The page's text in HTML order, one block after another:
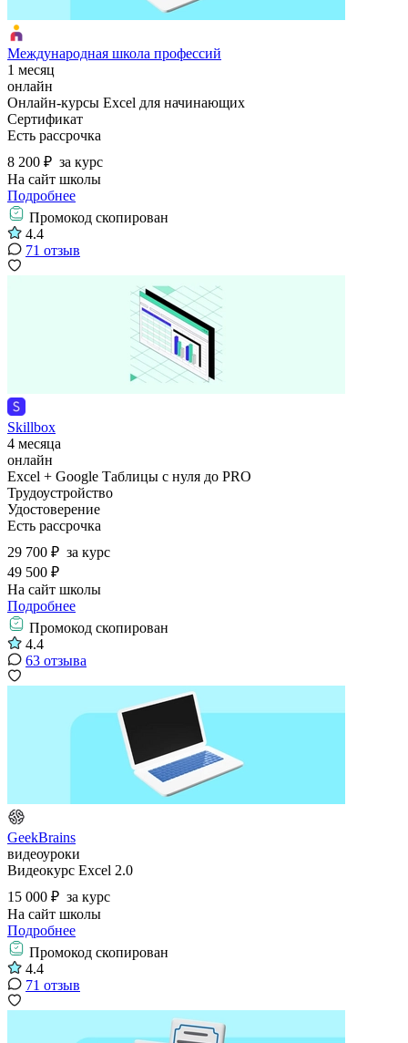
Международная школа профессий
1 месяц
онлайн
Онлайн-курсы Excel для начинающих
Сертификат
Есть рассрочка
8 200 ₽ за курс
На сайт школы
Подробнее
Промокод скопирован
4.4
71 отзыв
Skillbox
4 месяца
онлайн
Excel + Google Таблицы с нуля до PRO
Трудоустройство
Удостоверение
Есть рассрочка
29 700 ₽ за курс
49 500 ₽
На сайт школы
Подробнее
Промокод скопирован
4.4
63 отзыва
GeekBrains
видеоуроки
Видеокурс Excel 2.0
15 000 ₽ за курс
На сайт школы
Подробнее
Промокод скопирован
4.4
71 отзыв